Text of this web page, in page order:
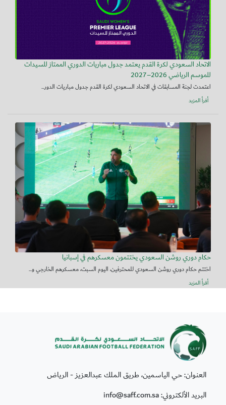
الاتحاد السعودي لكرة القدم يعتمد جدول مباريات الدوري الممتاز للسيدات
للموسم الرياضي 2026–2027
اعتمدت لجنة المسابقات في الاتحاد السعودي لكرة القدم جدول مباريات الدور...
أقرأ المزيد
حكام دوري روشن السعودي يختتمون معسكرهم في إسبانيا
اختتم حكام دوري روشن السعودي للمحترفين، اليوم السبت، معسكرهم الخارجي و...
أقرأ المزيد
العنوان: حي الياسمين، طريق الملك عبدالعزيز - الرياض
البريد الألكتروني: info@saff.com.sa